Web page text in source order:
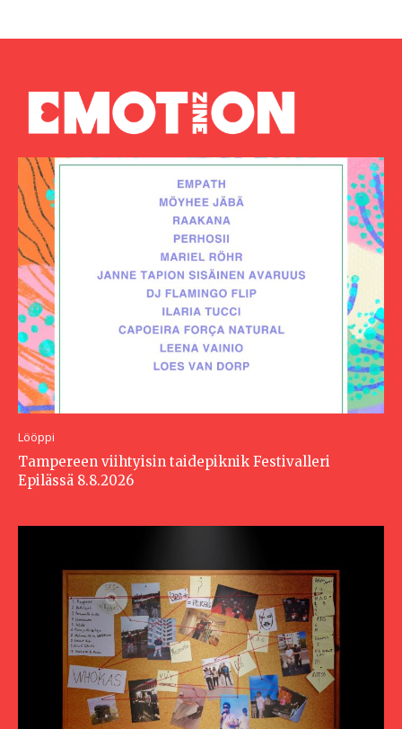
Lööppi
Tampereen viihtyisin taidepiknik Festivalleri
Epilässä 8.8.2026